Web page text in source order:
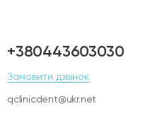
+380443603030
Замовити дзвінок
qclinicdent@ukr.net